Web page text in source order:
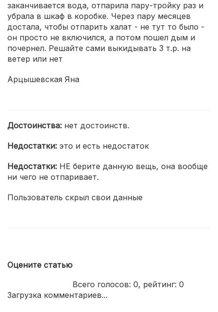
заканчивается вода, отпарила пару-тройку раз и
убрала в шкаф в коробке. Через пару месяцев
достала, чтобы отпарить халат - не тут то было -
он просто не включился, а потом пошел дым и
почернел. Решайте сами выкидывать 3 т.р. на
ветер или нет
Арцышевская Яна
Достоинства: нет достоинств.
Недостатки: это и есть недостаток
Недостатки: НЕ берите данную вещь, она вообще
ни чего не отпаривает.
Пользователь скрыл свои данные
Оцените статью
Всего голосов: 0, рейтинг: 0
Загрузка комментариев...